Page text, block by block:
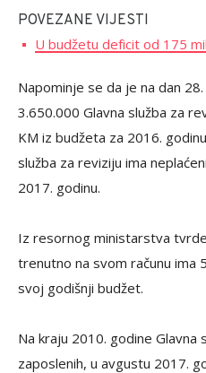
POVEZANE VIJESTI
U budžetu deficit od 175
Napominje se da je na dan
3.650.000 Glavna služba za
KM iz budžeta za 2016.
služba za reviziju ima
2017. godinu.
Iz resornog ministarstva
trenutno na svom računu ima
svoj godišnji budžet.
Na kraju 2010. godine Glavna
zaposlenih, u avgustu 2017.